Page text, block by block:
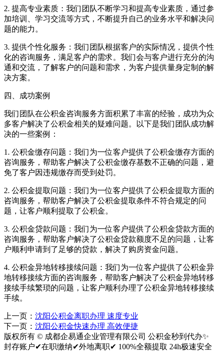
2. 提高专业素质：我们团队不断学习和提高专业素质，通过参
加培训、学习交流等方式，不断提升自己的业务水平和解决问
题的能力。
3. 提供个性化服务：我们团队根据客户的实际情况，提供个性
化的咨询服务，满足客户的需求。我们会与客户进行充分的沟
通和交流，了解客户的问题和需求，为客户提供量身定制的解
决方案。
四、成功案例
我们团队在公积金咨询服务方面积累了丰富的经验，成功为众
多客户解决了公积金相关的疑难问题。以下是我们团队成功解
决的一些案例：
1. 公积金缴存问题：我们为一位客户提供了公积金缴存方面的
咨询服务，帮助客户解决了公积金缴存基数不正确的问题，避
免了客户因违规缴存而受到处罚。
2. 公积金提取问题：我们为一位客户提供了公积金提取方面的
咨询服务，帮助客户解决了公积金提取条件不符合规定的问
题，让客户顺利提取了公积金。
3. 公积金贷款问题：我们为一位客户提供了公积金贷款方面的
咨询服务，帮助客户解决了公积金贷款额度不足的问题，让客
户顺利申请到了足够的贷款，解决了购房资金问题。
4. 公积金异地转移接续问题：我们为一位客户提供了公积金异
地转移接续方面的咨询服务，帮助客户解决了公积金异地转移
接续手续繁琐的问题，让客户顺利办理了公积金异地转移接续
手续。
上一页： 沈阳公积金离职办理 速度专业
下一页： 沈阳公积金快速办理 高效便捷
版权所有 © 成都企易通企业管理有限公司 公积金秒到代办✨
封存账户✔在职缴纳✔外地离职✔ 100%全额提取 24h极速安全